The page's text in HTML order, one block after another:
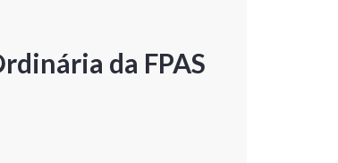
da FPAS